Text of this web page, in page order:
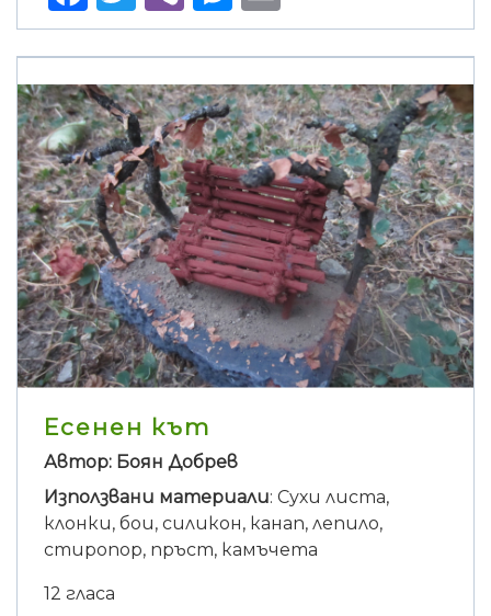
Есенен кът
Автор: Боян Добрев
Използвани материали: Сухи листа,
клонки, бои, силикон, канап, лепило,
стиропор, пръст, камъчета
12 гласа